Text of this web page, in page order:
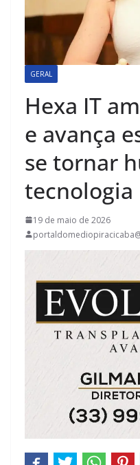
GERAL
Hexa IT
e avança
se tornar
tecnologia
19 de maio de 2026